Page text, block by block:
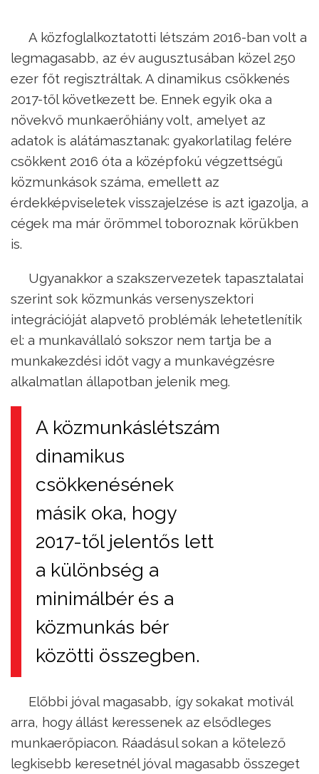
A közfoglalkoztatotti létszám 2016-ban volt a
legmagasabb, az év augusztusában közel 250
ezer főt regisztráltak. A dinamikus csökkenés
2017-től következett be. Ennek egyik oka a
növekvő munkaerőhiány volt, amelyet az
adatok is alátámasztanak: gyakorlatilag felére
csökkent 2016 óta a középfokú végzettségű
közmunkások száma, emellett az
érdekképviseletek visszajelzése is azt igazolja, a
cégek ma már örömmel toboroznak körükben
is.
Ugyanakkor a szakszervezetek tapasztalatai
szerint sok közmunkás versenyszektori
integrációját alapvető problémák lehetetlenítik
el: a munkavállaló sokszor nem tartja be a
munkakezdési időt vagy a munkavégzésre
alkalmatlan állapotban jelenik meg.
A közmunkáslétszám
dinamikus
csökkenésének
másik oka, hogy
2017-től jelentős lett
a különbség a
minimálbér és a
közmunkás bér
közötti összegben.
Előbbi jóval magasabb, így sokakat motivál
arra, hogy állást keressenek az elsődleges
munkaerőpiacon. Ráadásul sokan a kötelező
legkisebb keresetnél jóval magasabb összeget